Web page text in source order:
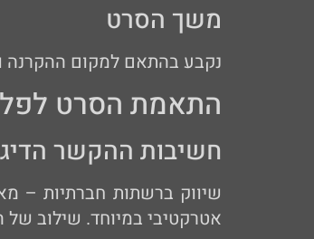
משך הסרט
נקבע בהתאם למקום ההקרנה
התאמת הסרט
חשיבות ההקשר
שיווק ברשתות חברתיות –
אטרקטיבי במיוחד. שילוב